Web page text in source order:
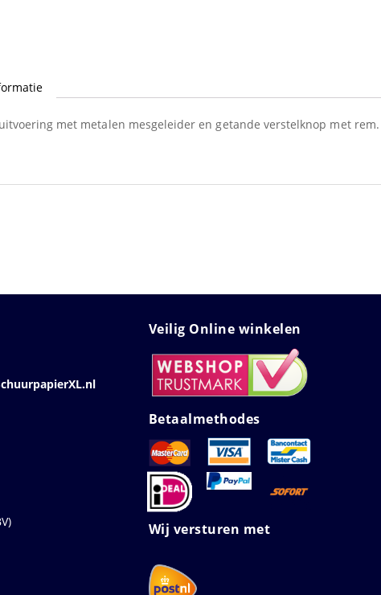
met metalen mesgeleider en getande verstelknop met
Veilig Online winkelen
Betaalmethodes
Wij versturen met